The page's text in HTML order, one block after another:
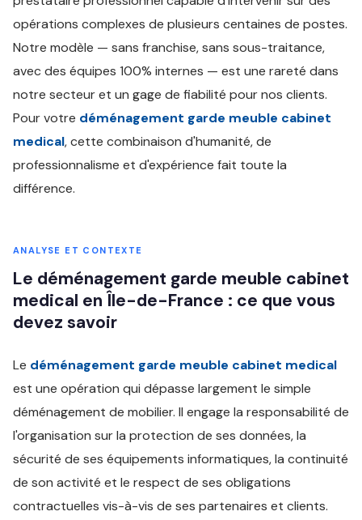
opérations complexes de plusieurs centaines de postes.
Notre modèle — sans franchise, sans sous-traitance,
avec des équipes 100% internes — est une rareté dans
notre secteur et un gage de fiabilité pour nos clients.
Pour votre déménagement garde meuble cabinet
medical, cette combinaison d'humanité, de
professionnalisme et d'expérience fait toute la
différence.
ANALYSE ET CONTEXTE
Le déménagement garde meuble cabinet
medical en Île-de-France : ce que vous
devez savoir
Le déménagement garde meuble cabinet medical
est une opération qui dépasse largement le simple
déménagement de mobilier. Il engage la responsabilité de
l'organisation sur la protection de ses données, la
sécurité de ses équipements informatiques, la continuité
de son activité et le respect de ses obligations
contractuelles vis-à-vis de ses partenaires et clients.